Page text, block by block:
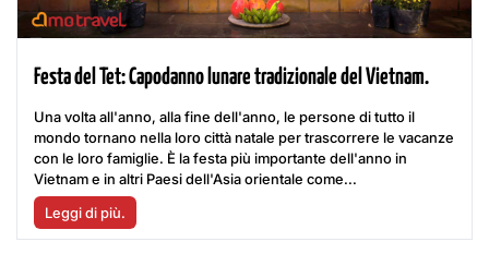
Festa del Tet: Capodanno lunare tradizionale del Vietnam.
Una volta all'anno, alla fine dell'anno, le persone di tutto il
mondo tornano nella loro città natale per trascorrere le vacanze
con le loro famiglie. È la festa più importante dell'anno in
Vietnam e in altri Paesi dell'Asia orientale come...
Leggi di più.